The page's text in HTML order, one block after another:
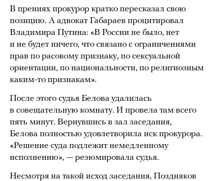
В прениях прокурор кратко пересказал свою
позицию. А адвокат Габараев процитировал
Владимира Путина: «В России не было, нет
и не будет ничего, что связано с ограничениями
прав по расовому признаку, по сексуальной
ориентации, по национальности, по религиозным
каким-то признакам».
После этого судья Белова удалилась
в совещательную комнату. И провела там всего
пять минут. Вернувшись в зал заседания,
Белова полностью удовлетворила иск прокурора.
«Решение суда подлежит немедленному
исполнению», — резюмировала судья.
Несмотря на такой исход заседания, Поздняков